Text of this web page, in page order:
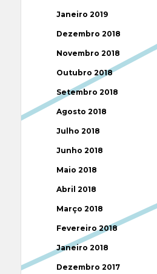
Janeiro 2019
Dezembro 2018
Novembro 2018
Outubro 2018
Setembro 2018
Agosto 2018
Julho 2018
Junho 2018
Maio 2018
Abril 2018
Março 2018
Fevereiro 2018
Janeiro 2018
Dezembro 2017